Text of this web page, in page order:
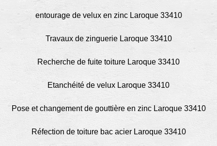
entourage de velux en zinc Laroque 33410
Travaux de zinguerie Laroque 33410
Recherche de fuite toiture Laroque 33410
Etanchéité de velux Laroque 33410
Pose et changement de gouttière en zinc Laroque 33410
Réfection de toiture bac acier Laroque 33410